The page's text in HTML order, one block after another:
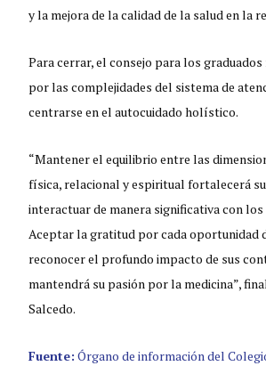
y la mejora de la calidad de la salud en la
Para cerrar, el consejo para los
por las complejidades del sistema de
centrarse en el autocuidado holístico.
“Mantener el equilibrio entre las
física, relacional y espiritual fortalecerá
interactuar de manera significativa con los
Aceptar la gratitud por cada oportunidad
reconocer el profundo impacto de sus
mantendrá su pasión por la medicina”,
Salcedo.
Fuente: Órgano de información del